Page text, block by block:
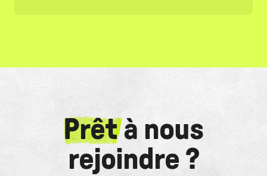
Prêtà nous
rejoindre ?